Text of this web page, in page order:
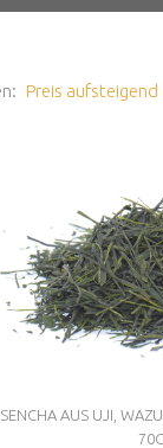
Preis aufsteigend
SENCHA AUS UJI,
70G